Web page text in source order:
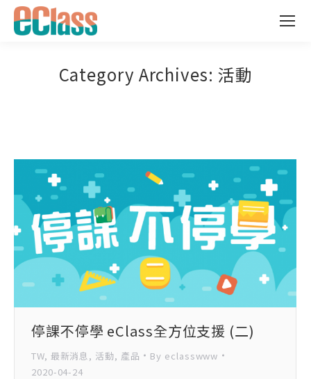
Category Archives: 活動
停課不停學 eClass全方位支援 (二)
TW, 最新消息, 活動, 產品 By eclasswww
2020-04-24